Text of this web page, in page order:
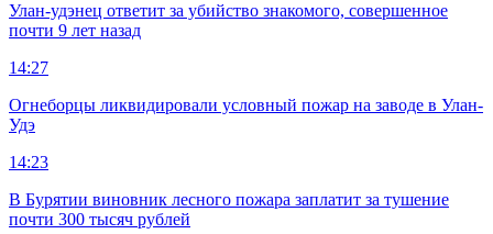
Улан-удэнец ответит за убийство знакомого, совершенное
почти 9 лет назад
14:27
Огнеборцы ликвидировали условный пожар на заводе в Улан-
Удэ
14:23
В Бурятии виновник лесного пожара заплатит за тушение
почти 300 тысяч рублей